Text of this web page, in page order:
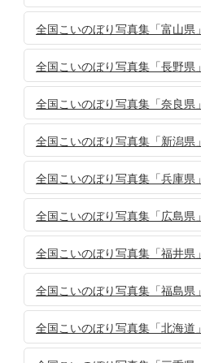
全国こいのぼり写真集「富山県」
全国こいのぼり写真集「長野県」
全国こいのぼり写真集「奈良県」
全国こいのぼり写真集「新潟県」
全国こいのぼり写真集「兵庫県」
全国こいのぼり写真集「広島県」
全国こいのぼり写真集「福井県」
全国こいのぼり写真集「福島県」
全国こいのぼり写真集「北海道」